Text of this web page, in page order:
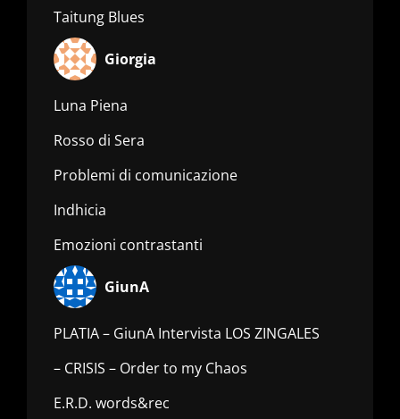
Taitung Blues
Giorgia
Luna Piena
Rosso di Sera
Problemi di comunicazione
Indhicia
Emozioni contrastanti
GiunA
PLATIA – GiunA Intervista LOS ZINGALES
– CRISIS – Order to my Chaos
E.R.D. words&rec